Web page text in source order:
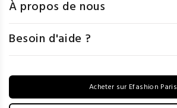
À propos de nous
Besoin d'aide ?
Acheter sur Efashion Paris